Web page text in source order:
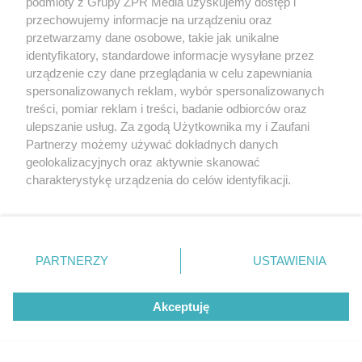
DOMOWE TRIKI
Zwilż kartkę i połóż na
wleci do twojego domu
przechowujemy informacje na urządzeniu oraz
przetwarzamy dane osobowe, takie jak unikalne
identyfikatory, standardowe informacje wysyłane przez
urządzenie czy dane przeglądania w celu zapewniania
spersonalizowanych reklam, wybór spersonalizowanych
treści, pomiar reklam i treści, badanie odbiorców oraz
ulepszanie usług. Za zgodą Użytkownika my i Zaufani
Partnerzy możemy używać dokładnych danych
geolokalizacyjnych oraz aktywnie skanować
charakterystykę urządzenia do celów identyfikacji.
zmienić/wycofać klikając przycisk ustawień prywatności
znajdujący się w lewym dolnym rogu strony
rodzaje przetwarzania danych nie wymagają zgody
użytkownika, ale masz prawo sprzeciwić się takiemu
przetwarzaniu. Preferencje będą miały zastosowanie tylko
PARTNERZY USTAWIENIA
Akceptuję